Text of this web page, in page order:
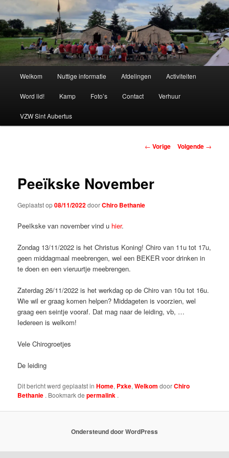
naar
de
primaire
inhoudChiro Bethanie
Welkom Nuttige informatie Afdelingen Activiteiten
Word lid! Kamp Foto’s Contact Verhuur
VZW Sint Aubertus
Berichtnavigatie
← Vorige Volgende →
Peeïkske November
Geplaatst op08/11/2022doorChiro Bethanie
Peeïkske van november vind u hier.
Zondag 13/11/2022 is het Christus Koning! Chiro van 11u tot 17u,
geen middagmaal meebrengen, wel een BEKER voor drinken in
te doen en een vieruurtje meebrengen.
Zaterdag 26/11/2022 is het werkdag op de Chiro van 10u tot 16u.
Wie wil er graag komen helpen? Middageten is voorzien, wel
graag een seintje vooraf. Dat mag naar de leiding, vb, …
Iedereen is welkom!
Vele Chirogroetjes
De leiding
Dit bericht werd geplaatst inHome, Pxke,Welkom doorChiro
Bethanie . Bookmark depermalink .
Ondersteund door WordPress